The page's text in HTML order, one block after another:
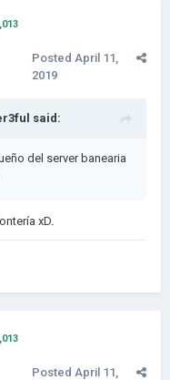
Posted April 11,
2019
said:
del server banearia
xD.
Posted April 11,